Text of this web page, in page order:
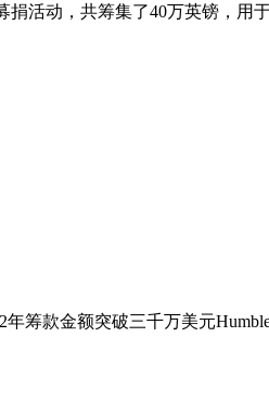
活动，共筹集了40万英镑，用
筹款金额突破三千万美元